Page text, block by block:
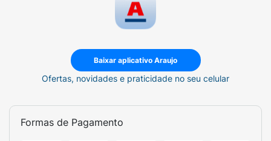
Baixar aplicativo Araujo
Ofertas, novidades e praticidade no seu celular
Formas de Pagamento